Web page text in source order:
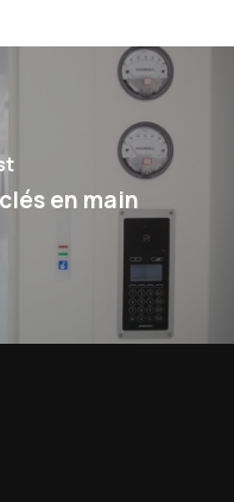
en main